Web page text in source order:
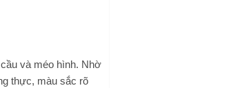
và méo hình. Nhờ
thực, màu sắc rõ